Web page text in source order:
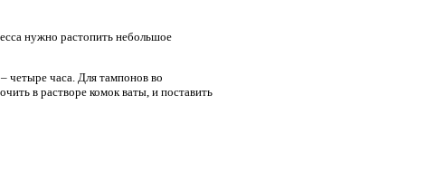
нужно растопить небольшое
четыре часа. Для тампонов во
в растворе комок ваты, и поставить